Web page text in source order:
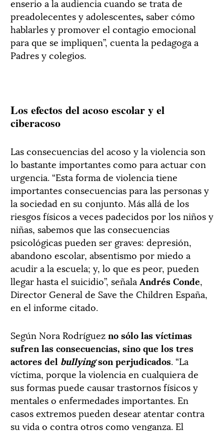
preadolecentes y adolescentes, saber cómo
hablarles y promover el contagio emocional
para que se impliquen”, cuenta la pedagoga a
Padres y colegios.
Los efectos del acoso escolar y el
ciberacoso
Las consecuencias del acoso y la violencia son
lo bastante importantes como para actuar con
urgencia. “Esta forma de violencia tiene
importantes consecuencias para las personas y
la sociedad en su conjunto. Más allá de los
riesgos físicos a veces padecidos por los niños y
niñas, sabemos que las consecuencias
psicológicas pueden ser graves: depresión,
abandono escolar, absentismo por miedo a
acudir a la escuela; y, lo que es peor, pueden
llegar hasta el suicidio”, señala Andrés Conde,
Director General de Save the Children España,
en el informe citado.
Según Nora Rodríguezno sólo las víctimas
sufren las consecuencias, sino que los tres
actores del bullyingson perjudicados. “La
víctima, porque la violencia en cualquiera de
sus formas puede causar trastornos físicos y
mentales o enfermedades importantes. En
casos extremos pueden desear atentar contra
su vida o contra otros como venganza. El